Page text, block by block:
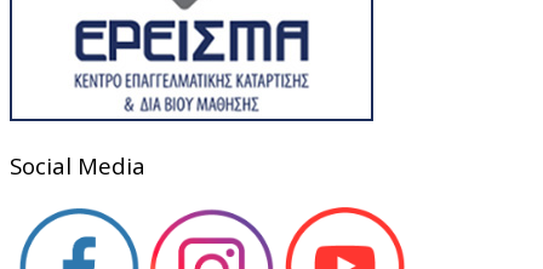
Social Media